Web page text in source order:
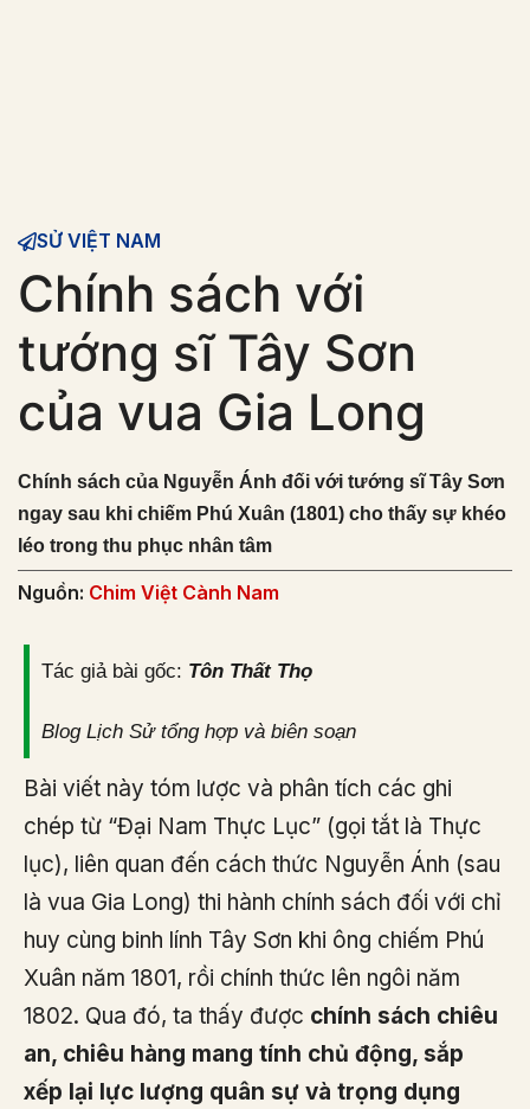
SỬ VIỆT NAM
Chính sách với
tướng sĩ Tây Sơn
của vua Gia Long
Chính sách của Nguyễn Ánh đối với tướng sĩ Tây Sơn
ngay sau khi chiếm Phú Xuân (1801) cho thấy sự khéo
léo trong thu phục nhân tâm
Nguồn: Chim Việt Cành Nam
Tác giả bài gốc: Tôn Thất Thọ
Blog Lịch Sử tổng hợp và biên soạn
Bài viết này tóm lược và phân tích các ghi
chép từ “Đại Nam Thực Lục” (gọi tắt là Thực
lục), liên quan đến cách thức Nguyễn Ánh (sau
là vua Gia Long) thi hành chính sách đối với chỉ
huy cùng binh lính Tây Sơn khi ông chiếm Phú
Xuân năm 1801, rồi chính thức lên ngôi năm
1802. Qua đó, ta thấy được chính sách chiêu
an, chiêu hàng mang tính chủ động, sắp
xếp lại lực lượng quân sự và trọng dụng